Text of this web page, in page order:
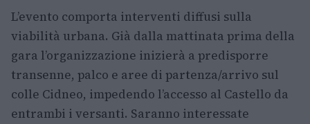
L’evento comporta interventi diffusi sulla
viabilità urbana. Già dalla mattinata prima della
gara l’organizzazione inizierà a predisporre
transenne, palco e aree di partenza/arrivo sul
colle Cidneo, impedendo l’accesso al Castello da
entrambi i versanti. Saranno interessate